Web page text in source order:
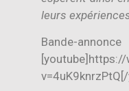
leurs